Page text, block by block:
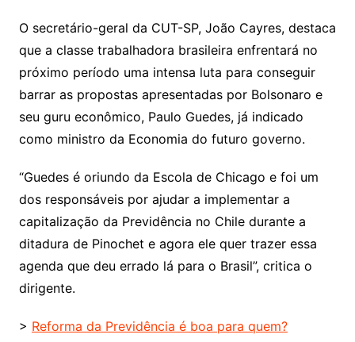
O secretário-geral da CUT-SP, João Cayres, destaca
que a classe trabalhadora brasileira enfrentará no
próximo período uma intensa luta para conseguir
barrar as propostas apresentadas por Bolsonaro e
seu guru econômico, Paulo Guedes, já indicado
como ministro da Economia do futuro governo.
“Guedes é oriundo da Escola de Chicago e foi um
dos responsáveis por ajudar a implementar a
capitalização da Previdência no Chile durante a
ditadura de Pinochet e agora ele quer trazer essa
agenda que deu errado lá para o Brasil”, critica o
dirigente.
> Reforma da Previdência é boa para quem?